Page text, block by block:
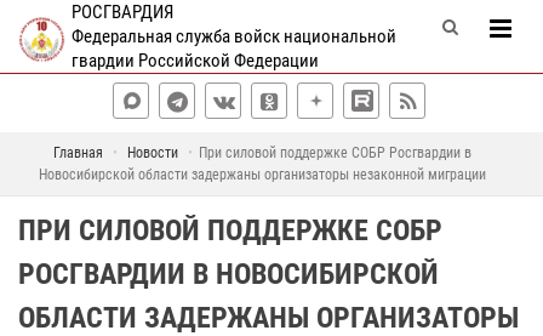
РОСГВАРДИЯ
Федеральная служба войск национальной
гвардии Российской Федерации
Главная Новости
При силовой поддержке СОБР Росгвардии в
Новосибирской области задержаны организаторы незаконной миграции
ПРИ СИЛОВОЙ ПОДДЕРЖКЕ СОБР
РОСГВАРДИИ В НОВОСИБИРСКОЙ
ОБЛАСТИ ЗАДЕРЖАНЫ ОРГАНИЗАТОРЫ